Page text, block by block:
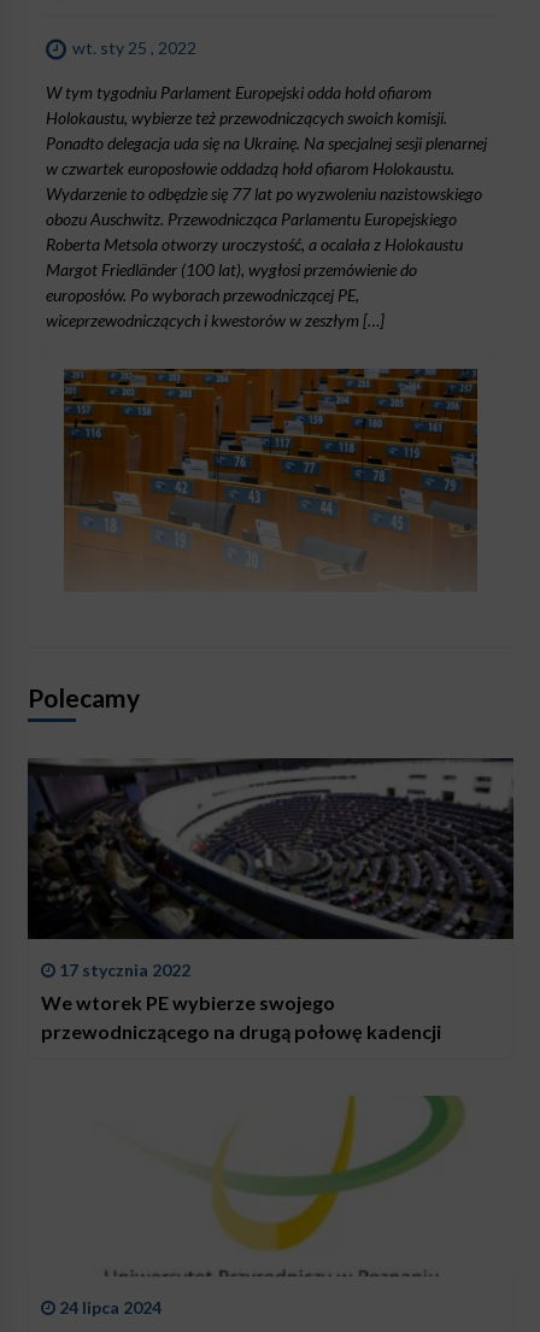
wt. sty 25 , 2022
W tym tygodniu Parlament Europejski odda hołd ofiarom
Holokaustu, wybierze też przewodniczących swoich komisji.
Ponadto delegacja uda się na Ukrainę. Na specjalnej sesji plenarnej
w czwartek europosłowie oddadzą hołd ofiarom Holokaustu.
Wydarzenie to odbędzie się 77 lat po wyzwoleniu nazistowskiego
obozu Auschwitz. Przewodnicząca Parlamentu Europejskiego
Roberta Metsola otworzy uroczystość, a ocalała z Holokaustu
Margot Friedländer (100 lat), wygłosi przemówienie do
europosłów. Po wyborach przewodniczącej PE,
wiceprzewodniczących i kwestorów w zeszłym […]
Polecamy
17 stycznia 2022
We wtorek PE wybierze swojego
przewodniczącego na drugą połowę kadencji
24 lipca 2024